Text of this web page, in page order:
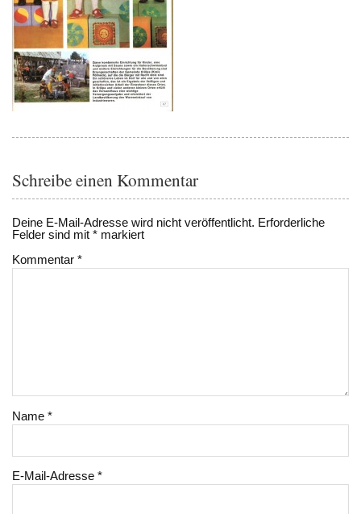
Schreibe einen Kommentar
Deine E-Mail-Adresse wird nicht veröffentlicht. Erforderliche
Felder sind mit* markiert
Kommentar*
Name*
E-Mail-Adresse*